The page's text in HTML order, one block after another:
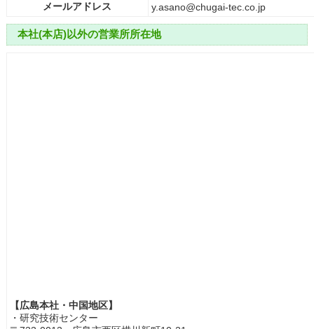
メールアドレス
y.asano@chugai-tec.co.jp
本社(本店)以外の営業所所在地
【広島本社・中国地区】
・研究技術センター